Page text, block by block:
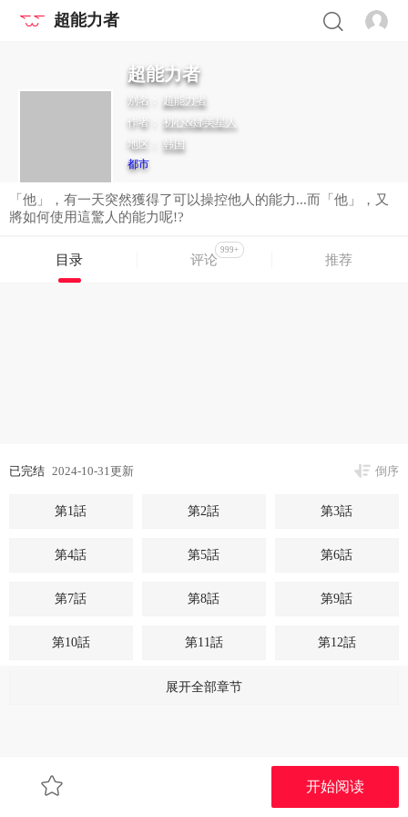
超能力者
超能力者
别名： 超能力者
作者： 初心&娜美星人
地区： 韩国
都市
「他」，有一天突然獲得了可以操控他人的能力...而「他」，又
將如何使用這驚人的能力呢!?
目录 评论
999+
推荐
已完结 2024-10-31更新 倒序
第1話 第2話 第3話
第4話 第5話 第6話
第7話 第8話 第9話
第10話 第11話 第12話
第14話
第19話
开始阅读
展开全部章节